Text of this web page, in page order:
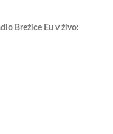
Brežice Eu v živo: